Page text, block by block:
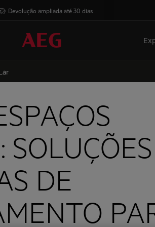
Devolução ampliada até 30 dias
SOLUÇÕES
DE